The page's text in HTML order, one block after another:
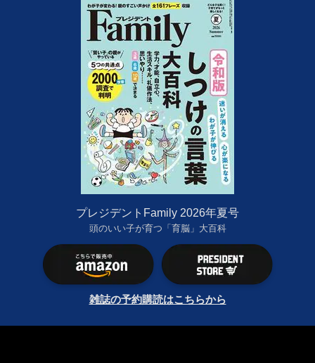
プレジデントFamily 2026年夏号
頭のいい子が育つ「育脳」大百科
雑誌の予約購読はこちらから